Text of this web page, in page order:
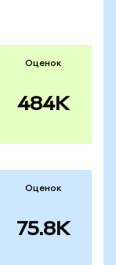
Оценок
484K
Оценок
75.8K